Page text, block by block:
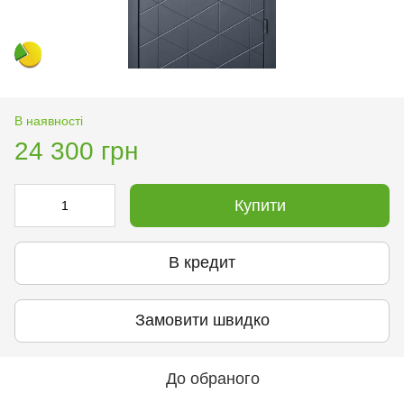
В наявності
24 300 грн
Купити
В кредит
Замовити швидко
До обраного